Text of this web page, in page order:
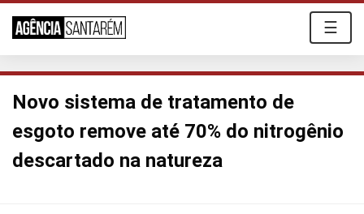
☰
Novo sistema de tratamento de
esgoto remove até 70% do nitrogênio
descartado na natureza